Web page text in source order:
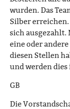
wurden. Das
Silber
sich ausgezahlt.
eine oder
diesen Stellen
und werden
GB
Die